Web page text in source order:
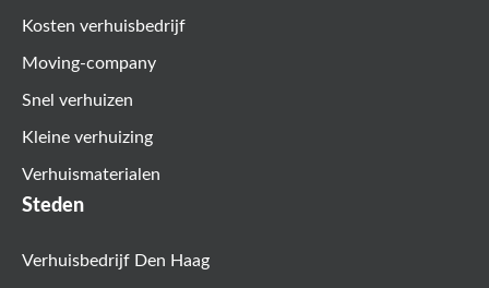
Kosten verhuisbedrijf
Moving-company
Snel verhuizen
Kleine verhuizing
Verhuismaterialen
Steden
Verhuisbedrijf Den Haag